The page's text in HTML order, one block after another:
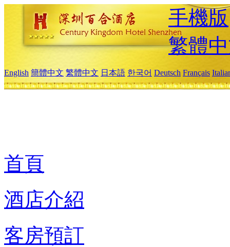
手機版
繁體
English 簡體中文 繁體中文 日本語 한국어 Deutsch Français
首頁
酒店介紹
客房預訂